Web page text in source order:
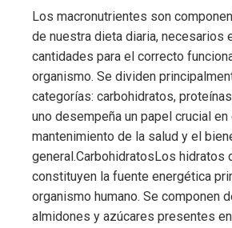
Los macronutrientes son
de nuestra dieta diaria, necesarios
cantidades para el correcto
organismo. Se dividen
categorías: carbohidratos,
uno desempeña un papel crucial en
mantenimiento de la salud y el
general.CarbohidratosLos hidratos
constituyen la fuente energética
organismo humano. Se componen
almidones y azúcares presentes